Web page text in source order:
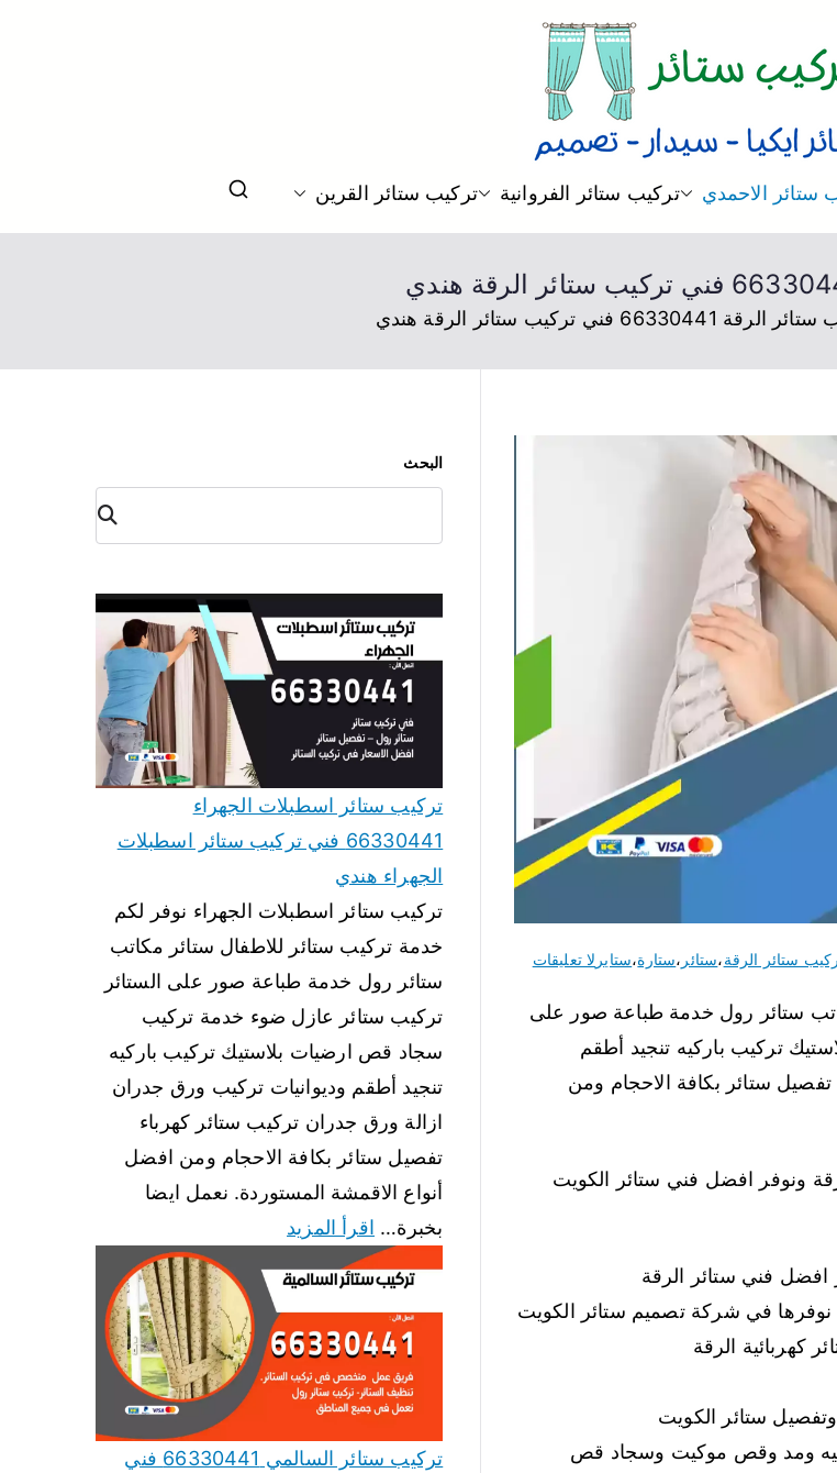
فني ستائر
فني تركيب ستائر و بردات و تصميم ستائر بحسب الطلب بالكويتستائر الاحمدي تركيب ستائر الفروانية تركيب ستائر القرين
66330441 فني تركيب ستائر الرقة هندي
ستائر الرقة،ستائر ،ستارة،ستاير لا تعليقات
ستائر رول خدمة طباعة صور على
تركيب باركيه تنجيد أطقم
ستائر بكافة الاحجام ومن
ونوفر افضل فني ستائر الكويت
افضل فني ستائر الرقة
نوفرها في شركة تصميم ستائر الكويت
كهربائية الرقة
ستائر الكويت
ومد وقص موكيت وسجاد قص
البحث
البح
ث
تركيب ستائر اسطبلات الجهراء
66330441 فني تركيب ستائر اسطبلات
الجهراء هندي
تركيب ستائر اسطبلات الجهراء نوفر لكم
خدمة تركيب ستائر للاطفال ستائر مكاتب
ستائر رول خدمة طباعة صور على الستائر
تركيب ستائر عازل ضوء خدمة تركيب
سجاد قص ارضيات بلاستيك تركيب باركيه
تنجيد أطقم وديوانيات تركيب ورق جدران
ازالة ورق جدران تركيب ستائر كهرباء
تفصيل ستائر بكافة الاحجام ومن افضل
أنواع الاقمشة المستوردة. نعمل ايضا
بخبرة… اقرأ المزيد
تركيب ستائر السالمي 66330441 فني